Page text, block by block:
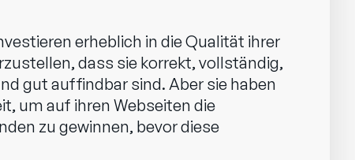
erheblich in die Qualität ihrer
dass sie korrekt, vollständig,
gut auffindbar sind. Aber sie haben
um auf ihren Webseiten die
zu gewinnen, bevor diese